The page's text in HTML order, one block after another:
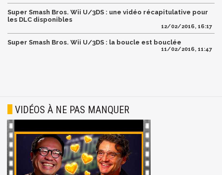
Super Smash Bros. Wii U/3DS : une vidéo récapitulative pour
les DLC disponibles
12/02/2016, 16:17
Super Smash Bros. Wii U/3DS : la boucle est bouclée
11/02/2016, 11:47
VIDÉOS À NE PAS MANQUER